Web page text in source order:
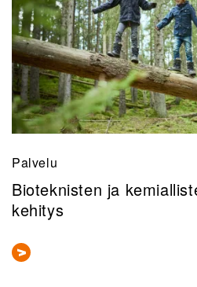
Palvelu
Bioteknisten ja
kehitys